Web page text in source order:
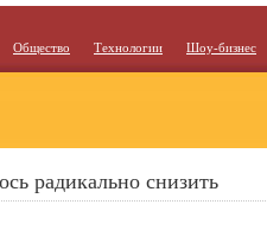
Общество Технологии Шоу-бизнес
радикально снизить